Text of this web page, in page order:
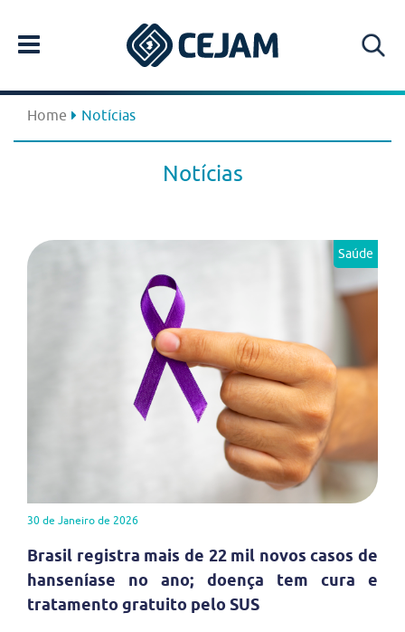
Home Notícias
Notícias
Saúde
30 de Janeiro de 2026
Brasil registra mais de 22 mil novos casos de
hanseníase no ano; doença tem cura e
tratamento gratuito pelo SUS